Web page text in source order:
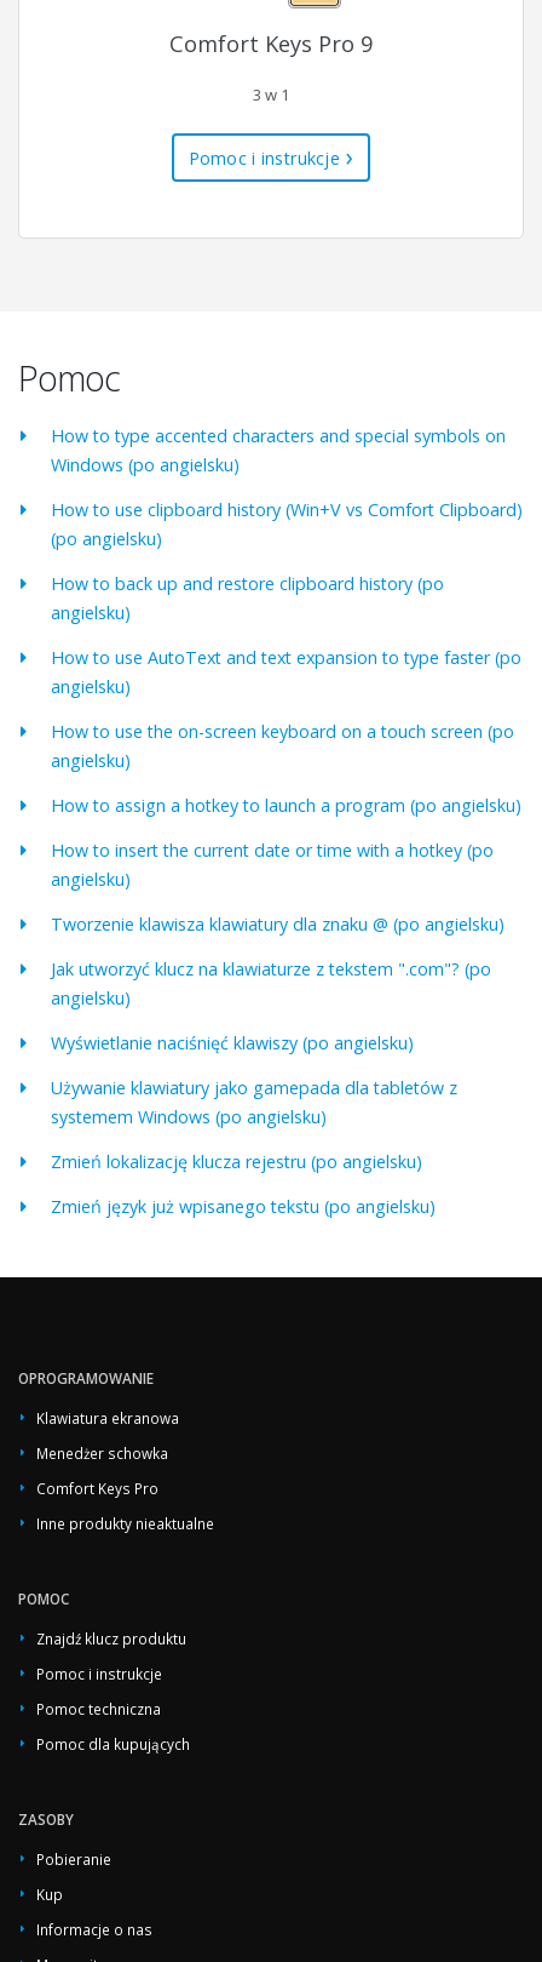
Comfort Keys Pro 9
3 w 1
Pomoc i instrukcje
Pomoc
How to type accented characters and special symbols on
Windows (po angielsku)
How to use clipboard history (Win+V vs Comfort Clipboard)
(po angielsku)
How to back up and restore clipboard history (po
angielsku)
How to use AutoText and text expansion to type faster (po
angielsku)
How to use the on-screen keyboard on a touch screen (po
angielsku)
How to assign a hotkey to launch a program (po angielsku)
How to insert the current date or time with a hotkey (po
angielsku)
Tworzenie klawisza klawiatury dla znaku @ (po angielsku)
Jak utworzyć klucz na klawiaturze z tekstem ".com"? (po
angielsku)
Wyświetlanie naciśnięć klawiszy (po angielsku)
Używanie klawiatury jako gamepada dla tabletów z
systemem Windows (po angielsku)
Zmień lokalizację klucza rejestru (po angielsku)
Zmień język już wpisanego tekstu (po angielsku)
OPROGRAMOWANIE
Klawiatura ekranowa
Menedżer schowka
Comfort Keys Pro
Inne produkty nieaktualne
POMOC
Znajdź klucz produktu
Pomoc i instrukcje
Pomoc techniczna
Pomoc dla kupujących
ZASOBY
Pobieranie
Kup
Informacje o nas